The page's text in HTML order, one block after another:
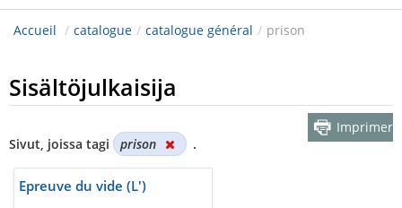
Accueil / catalogue / catalogue général / prison
Sisältöjulkaisija
Sivut, joissa tagi prison .
Imprimer
Epreuve du vide (L')